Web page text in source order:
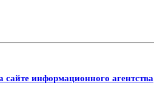
информационного агентства